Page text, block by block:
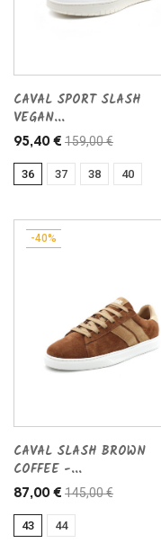
CAVAL SPORT SLASH
VEGAN...
95,40 € 159,00 €
36 37 38 40
-40%
CAVAL SLASH BROWN
COFFEE -...
87,00 € 145,00 €
43 44